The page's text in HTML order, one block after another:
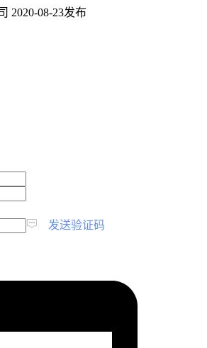
2020-08-23发布
发送验证码